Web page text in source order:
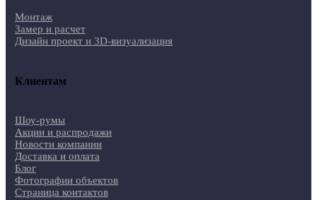
Монтаж
Замер и расчет
Дизайн проект и 3D-визуализация
Клиентам
Шоу-румы
Акции и распродажи
Новости компании
Доставка и оплата
Блог
Фотографии объектов
Страница контактов